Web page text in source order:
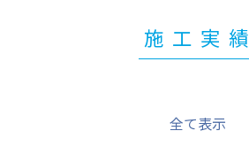
施工実績
全て表示